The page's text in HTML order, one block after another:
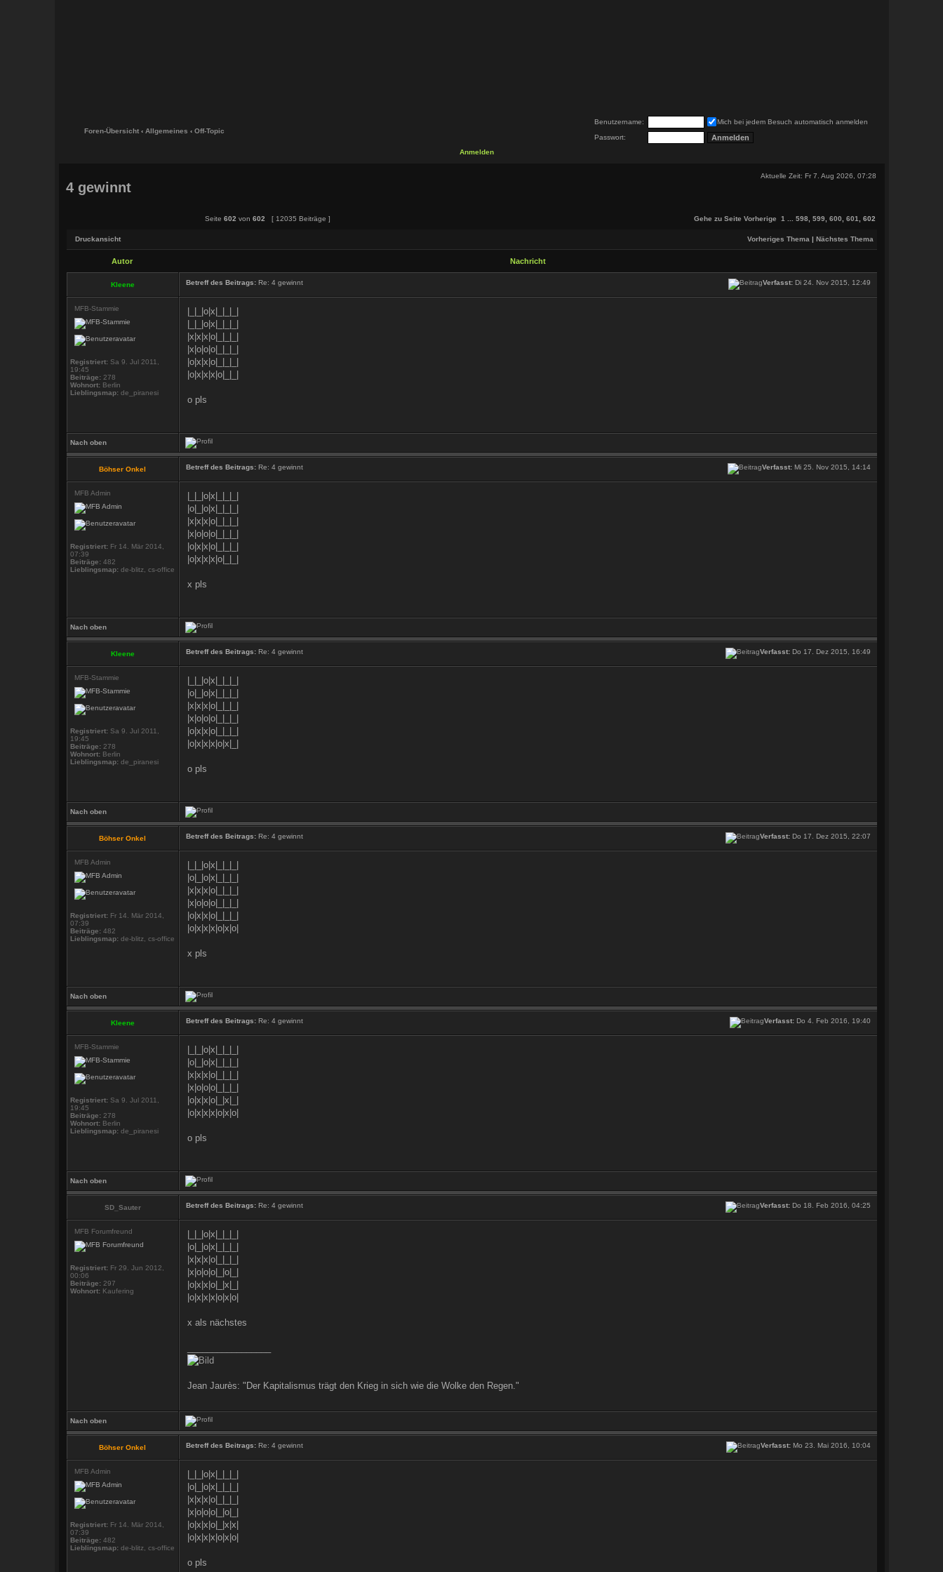
Benutzername:
Mich bei jedem Besuch automatisch anmelden
Passwort:
Foren-Übersicht ‹ Allgemeines ‹ Off-Topic
Anmelden
Aktuelle Zeit: Fr 7. Aug 2026, 07:28
4 gewinnt
Seite 602 von 602 [ 12035 Beiträge ] Gehe zu Seite Vorherige 1 598 599 600 601 602
Druckansicht Vorheriges Thema | Nächstes Thema
Autor Nachricht
Kleene Betreff des Beitrags:Re: 4 gewinnt Verfasst:Di 24. Nov 2015, 12:49
MFB-Stammie
Registriert:Sa 9. Jul 2011,
19:45
Beiträge:278
Wohnort:Berlin
Lieblingsmap:de_piranesi
|_|_|o|x|_|_|_|
|_|_|o|x|_|_|_|
|x|x|x|o|_|_|_|
|x|o|o|o|_|_|_|
|o|x|x|o|_|_|_|
|o|x|x|x|o|_|_|
o pls
Nach oben
Böhser Onkel Betreff des Beitrags:Re: 4 gewinnt Verfasst:Mi 25. Nov 2015, 14:14
MFB Admin
Registriert:Fr 14. Mär 2014,
07:39
Beiträge:482
Lieblingsmap:de-blitz, cs-office
|_|_|o|x|_|_|_|
|o|_|o|x|_|_|_|
|x|x|x|o|_|_|_|
|x|o|o|o|_|_|_|
|o|x|x|o|_|_|_|
|o|x|x|x|o|_|_|
x pls
Nach oben
Kleene Betreff des Beitrags:Re: 4 gewinnt Verfasst:Do 17. Dez 2015, 16:49
MFB-Stammie
Registriert:Sa 9. Jul 2011,
19:45
Beiträge:278
Wohnort:Berlin
Lieblingsmap:de_piranesi
|_|_|o|x|_|_|_|
|o|_|o|x|_|_|_|
|x|x|x|o|_|_|_|
|x|o|o|o|_|_|_|
|o|x|x|o|_|_|_|
|o|x|x|x|o|x|_|
o pls
Nach oben
Böhser Onkel Betreff des Beitrags:Re: 4 gewinnt Verfasst:Do 17. Dez 2015, 22:07
MFB Admin
Registriert:Fr 14. Mär 2014,
07:39
Beiträge:482
Lieblingsmap:de-blitz, cs-office
|_|_|o|x|_|_|_|
|o|_|o|x|_|_|_|
|x|x|x|o|_|_|_|
|x|o|o|o|_|_|_|
|o|x|x|o|_|_|_|
|o|x|x|x|o|x|o|
x pls
Nach oben
Kleene Betreff des Beitrags:Re: 4 gewinnt Verfasst:Do 4. Feb 2016, 19:40
MFB-Stammie
Registriert:Sa 9. Jul 2011,
19:45
Beiträge:278
Wohnort:Berlin
Lieblingsmap:de_piranesi
|_|_|o|x|_|_|_|
|o|_|o|x|_|_|_|
|x|x|x|o|_|_|_|
|x|o|o|o|_|_|_|
|o|x|x|o|_|x|_|
|o|x|x|x|o|x|o|
o pls
Nach oben
SD_Sauter Betreff des Beitrags:Re: 4 gewinnt Verfasst:Do 18. Feb 2016, 04:25
MFB Forumfreund
Registriert:Fr 29. Jun 2012,
00:06
Beiträge:297
Wohnort:Kaufering
|_|_|o|x|_|_|_|
|o|_|o|x|_|_|_|
|x|x|x|o|_|_|_|
|x|o|o|o|_|o|_|
|o|x|x|o|_|x|_|
|o|x|x|x|o|x|o|
x als nächstes
Jean Jaurès: "Der Kapitalismus trägt den Krieg in sich wie die Wolke den Regen."
Nach oben
Böhser Onkel Betreff des Beitrags:Re: 4 gewinnt Verfasst:Mo 23. Mai 2016, 10:04
MFB Admin
Registriert:Fr 14. Mär 2014,
07:39
Beiträge:482
Lieblingsmap:de-blitz, cs-office
|_|_|o|x|_|_|_|
|o|_|o|x|_|_|_|
|x|x|x|o|_|_|_|
|x|o|o|o|_|o|_|
|o|x|x|o|_|x|x|
|o|x|x|x|o|x|o|
o pls